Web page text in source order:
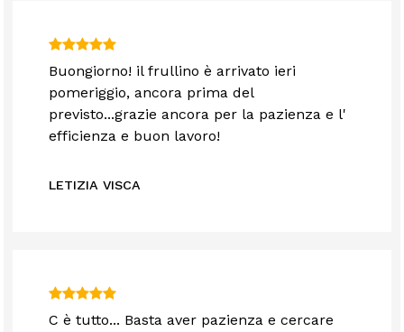
Buongiorno! il frullino è arrivato ieri
pomeriggio, ancora prima del
previsto...grazie ancora per la pazienza e l'
efficienza e buon lavoro!
LETIZIA VISCA
C è tutto... Basta aver pazienza e cercare